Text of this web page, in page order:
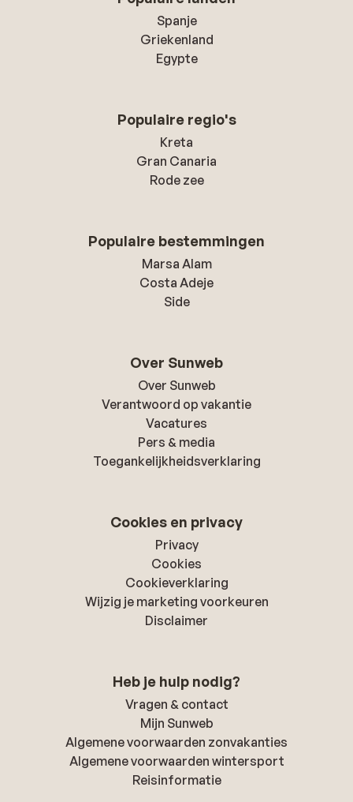
Spanje
Griekenland
Egypte
Populaire regio's
Kreta
Gran Canaria
Rode zee
Populaire bestemmingen
Marsa Alam
Costa Adeje
Side
Over Sunweb
Over Sunweb
Verantwoord op vakantie
Vacatures
Pers & media
Toegankelijkheidsverklaring
Cookies en privacy
Privacy
Cookies
Cookieverklaring
Wijzig je marketing voorkeuren
Disclaimer
Heb je hulp nodig?
Vragen & contact
Mijn Sunweb
Algemene voorwaarden zonvakanties
Algemene voorwaarden wintersport
Reisinformatie